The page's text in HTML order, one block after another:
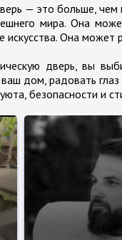
— это больше,
мира. Она
искусства. Она может
дверь, вы
дом, радовать
безопасности и